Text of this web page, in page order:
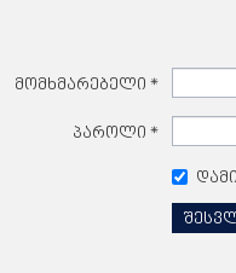
მომხმარებელი *
პაროლი *